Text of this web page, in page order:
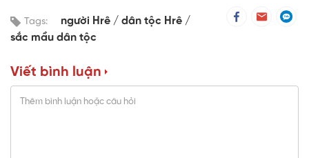
Tags: người Hrê
dân tộc Hrê
sắc mầu dân tộc
Viết bình luận